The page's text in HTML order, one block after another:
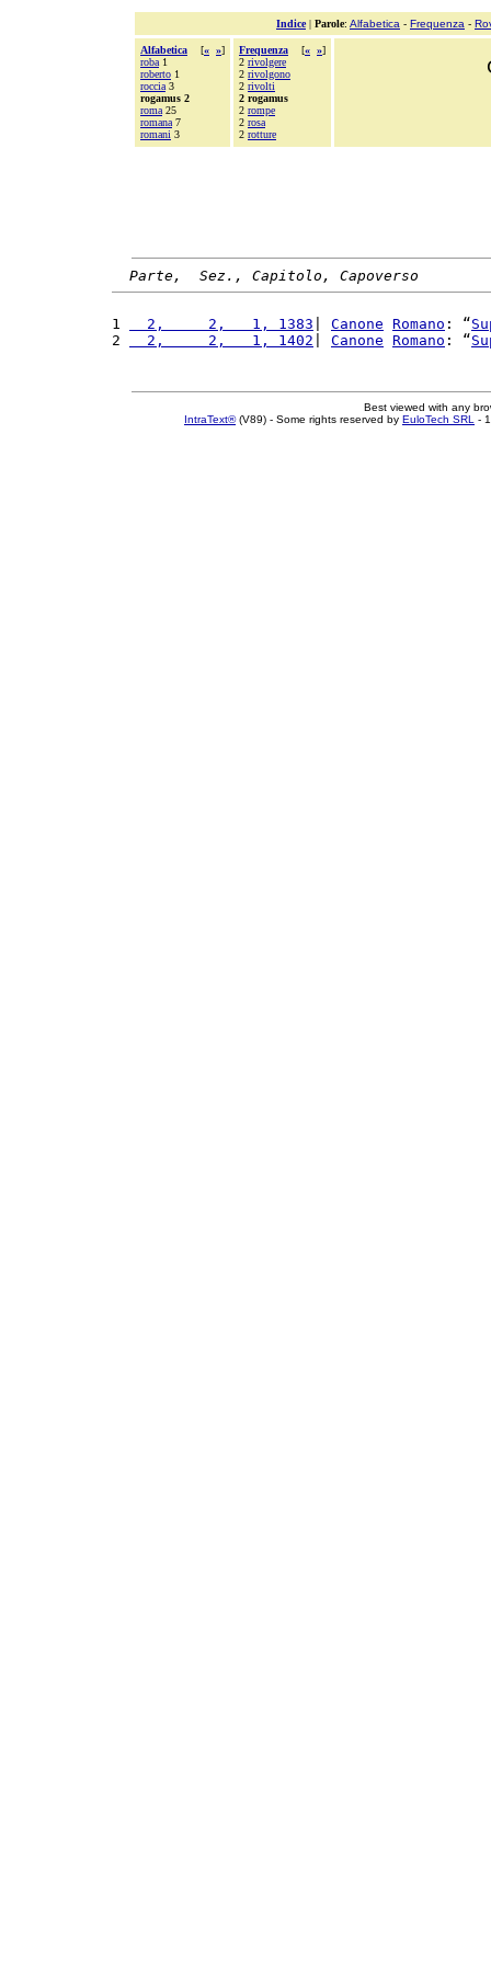
Indice| Parole: Alfabetica - Frequenza -
Alfabetica [« »]
roba 1
roberto 1
roccia 3
rogamus 2
roma 25
romana 7
romani 3
Frequenza [« »]
2 rivolgere
2 rivolgono
2 rivolti
2 rogamus
2 rompe
2 rosa
2 rotture
Parte,  Sez., Capitolo, Capoverso
1
  2,     2,   1, 1383
Canone Romano : “
2
  2,     2,   1, 1402
Canone Romano : “
Best viewed with any
IntraText®(V89) - Some rights reserved by EuloTech SRL -